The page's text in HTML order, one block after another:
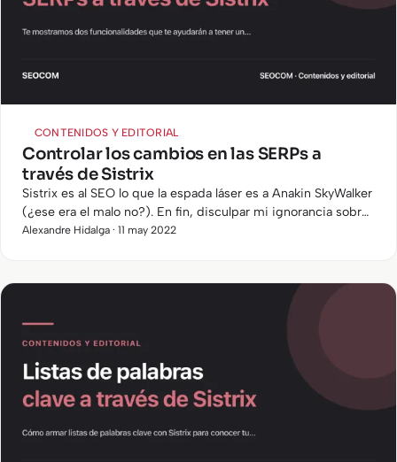
CONTENIDOS Y EDITORIAL
Controlar los cambios en las SERPs a
través de Sistrix
Sistrix es al SEO lo que la espada láser es a Anakin SkyWalker
(¿ese era el malo no?). En fin, disculpar mi ignorancia sobre
la saga Star Wars y ¡vamos al lío!
Alexandre Hidalga · 11 may 2022